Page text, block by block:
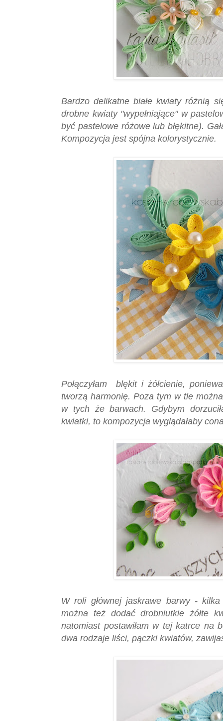
Bardzo delikatne białe kwiaty różnią
drobne kwiaty "wypełniające" w
być pastelowe różowe lub błękitne).
Kompozycja jest spójna kolorystycznie.
Połączyłam blękit i żółcienie,
tworzą harmonię. Poza tym w tle
w tych że barwach. Gdybym
kwiatki, to kompozycja wyglądałaby
W roli głównej jaskrawe barwy -
można też dodać drobniutkie żółte
natomiast postawiłam w tej katrce na
dwa rodzaje liści, pączki kwiatów,